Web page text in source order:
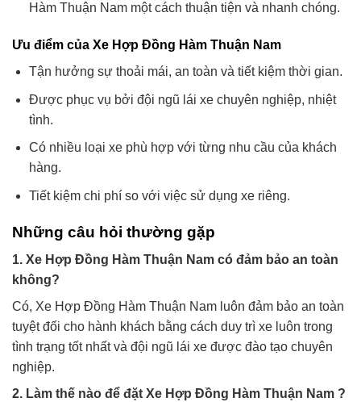
Hàm Thuận Nam một cách thuận tiện và nhanh chóng.
Ưu điểm của Xe Hợp Đồng Hàm Thuận Nam
Tận hưởng sự thoải mái, an toàn và tiết kiệm thời gian.
Được phục vụ bởi đội ngũ lái xe chuyên nghiệp, nhiệt
tình.
Có nhiều loại xe phù hợp với từng nhu cầu của khách
hàng.
Tiết kiệm chi phí so với việc sử dụng xe riêng.
Những câu hỏi thường gặp
1. Xe Hợp Đồng Hàm Thuận Nam có đảm bảo an toàn
không?
Có, Xe Hợp Đồng Hàm Thuận Nam luôn đảm bảo an toàn
tuyệt đối cho hành khách bằng cách duy trì xe luôn trong
tình trạng tốt nhất và đội ngũ lái xe được đào tạo chuyên
nghiệp.
2. Làm thế nào để đặt Xe Hợp Đồng Hàm Thuận Nam ?